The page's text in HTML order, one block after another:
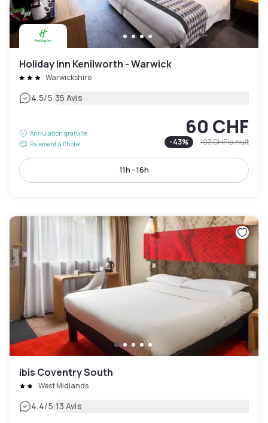
Holiday Inn Kenilworth - Warwick
Warwickshire
4.5/5|35 Avis
Annulation gratuite
Paiement à l'hôtel
60 CHF
-43% 103 CHFla nuit
11h - 16h
ibis Coventry South
West Midlands
4.4/5|13 Avis